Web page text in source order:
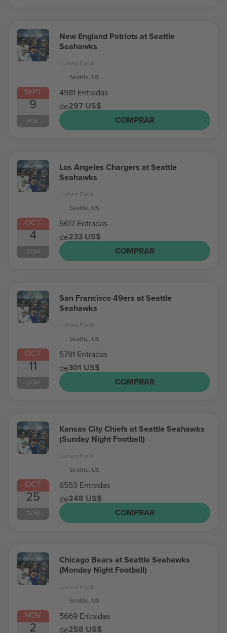
SEPT
9
MIÉ
New England Patriots at Seattle
Seahawks
Lumen Field
Seattle, US
4981 Entradas
de297 US$
COMPRAR
OCT
4
DOM
Los Angeles Chargers at Seattle
Seahawks
Lumen Field
Seattle, US
5617 Entradas
de233 US$
COMPRAR
OCT
11
DOM
San Francisco 49ers at Seattle
Seahawks
Lumen Field
Seattle, US
5791 Entradas
de301 US$
COMPRAR
OCT
25
DOM
Kansas City Chiefs at Seattle Seahawks
(Sunday Night Football)
Lumen Field
Seattle, US
6553 Entradas
de248 US$
COMPRAR
NOV
2
Chicago Bears at Seattle Seahawks
(Monday Night Football)
Lumen Field
Seattle, US
5669 Entradas
de258 US$